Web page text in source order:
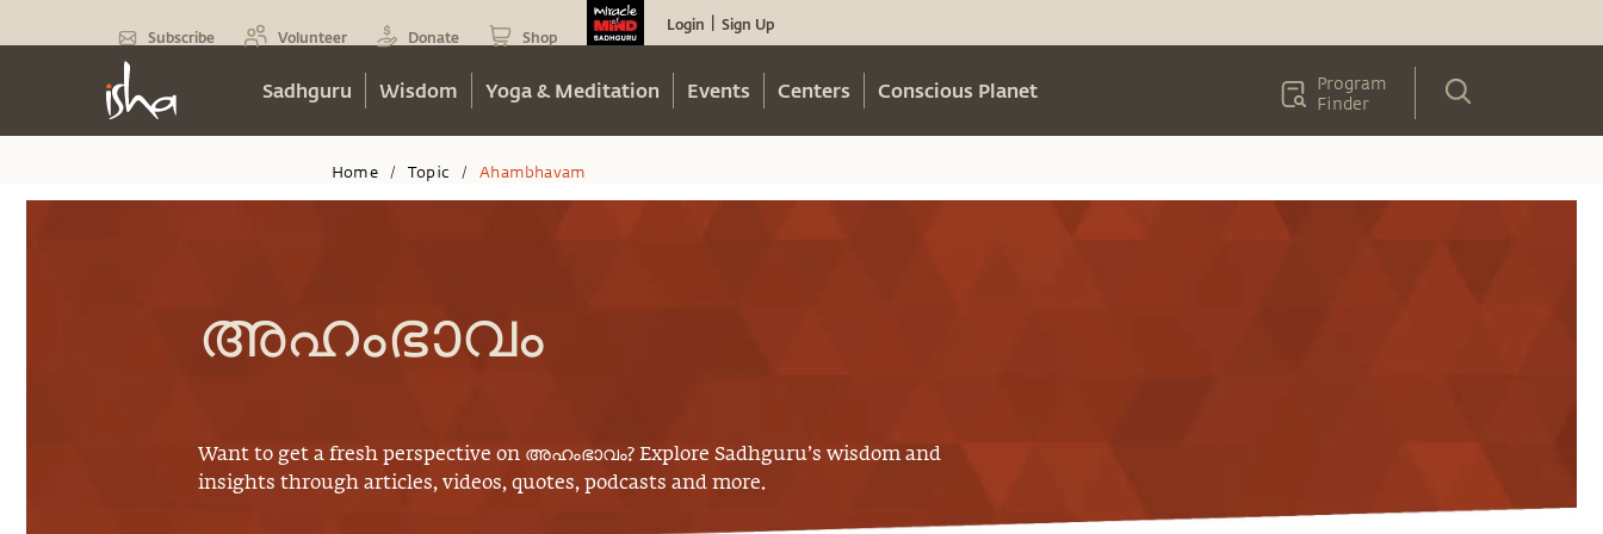
Subscribe Volunteer Donate Shop
Login Sign Up
Sadhguru Wisdom Yoga & Meditation Events Centers Conscious Planet
Program
Finder
Home / Topic / Ahambhavam
അഹംഭാവം
Want to get a fresh perspective on അഹംഭാവം? Explore Sadhguru’s wisdom and
insights through articles, videos, quotes, podcasts and more.